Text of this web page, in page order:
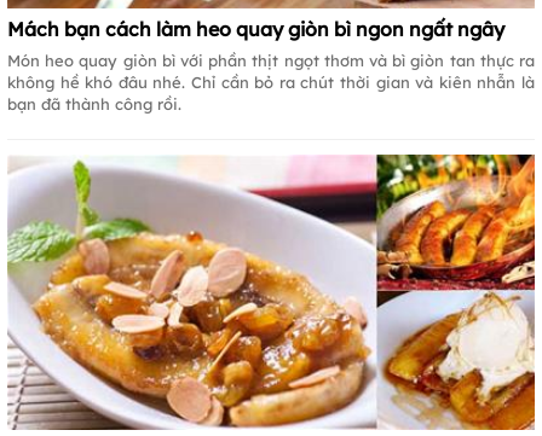
Mách bạn cách làm heo quay giòn bì ngon ngất ngây
Món heo quay giòn bì với phần thịt ngọt thơm và bì giòn tan thực ra
không hề khó đâu nhé. Chỉ cần bỏ ra chút thời gian và kiên nhẫn là
bạn đã thành công rồi.